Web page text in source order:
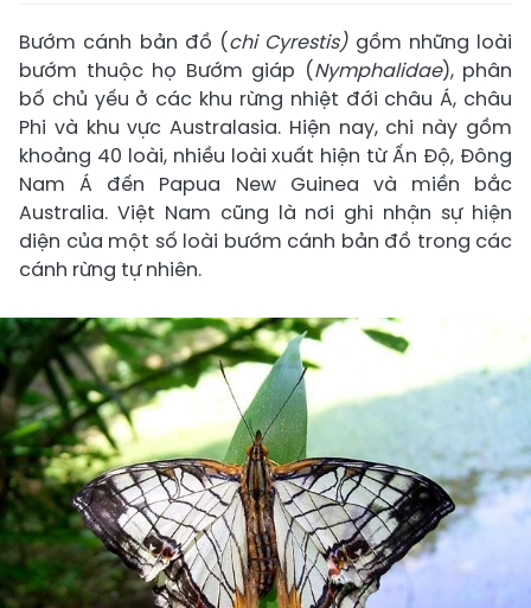
Bướm cánh bản đồ (chi Cyrestis) gồm những loài
bướm thuộc họ Bướm giáp (Nymphalidae), phân
bố chủ yếu ở các khu rừng nhiệt đới châu Á, châu
Phi và khu vực Australasia. Hiện nay, chi này gồm
khoảng 40 loài, nhiều loài xuất hiện từ Ấn Độ, Đông
Nam Á đến Papua New Guinea và miền bắc
Australia. Việt Nam cũng là nơi ghi nhận sự hiện
diện của một số loài bướm cánh bản đồ trong các
cánh rừng tự nhiên.